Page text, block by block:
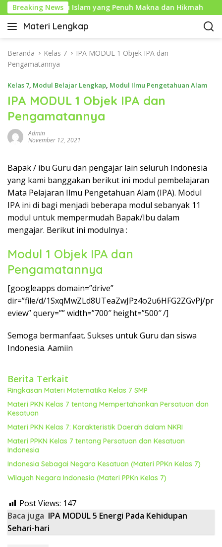
a
Breaking News
Tahun Baru Islam yang Penuh Makna dan Hikmah
Materi Lengkap
I
f
o
e
n
d
i
i
n
L
e
n
g
k
Beranda Kelas 7
IPA MODUL 1 Objek IPA dan
Pengamatannya
Kelas 7, Modul Belajar Lengkap, Modul Ilmu Pengetahuan Alam
IPA MODUL 1 Objek IPA dan
Pengamatannya
Admin
November 12, 2021
Bapak / ibu Guru dan pengajar lain seluruh Indonesia
yang kami banggakan berikut ini modul pembelajaran
Mata Pelajaran Ilmu Pengetahuan Alam (IPA). Modul
IPA ini di bagi menjadi beberapa modul sebanyak 11
modul untuk mempermudah Bapak/Ibu dalam
mengajar. Berikut ini modulnya :
Modul 1 Objek IPA dan
Pengamatannya
[googleapps domain=”drive”
dir=”file/d/1SxqMwZLd8UTeaZwJPz4o2u6HFG2ZGvPj/pr
eview” query=”” width=”700″ height=”500″ /]
Semoga bermanfaat. Sukses untuk Guru dan siswa
Indonesia. Aamiin
Berita Terkait
Ringkasan Materi Matematika Kelas 7 SMP
Materi PKN Kelas 7 tentang Mempertahankan Persatuan dan
Kesatuan
Materi PKN Kelas 7: Karakteristik Daerah dalam NKRI
Materi PPKN Kelas 7 tentang Persatuan dan Kesatuan
Indonesia
Indonesia Sebagai Negara Kesatuan (Materi PPKn Kelas 7)
Wilayah Negara Indonesia (Materi PPKn Kelas 7)
Post Views: 147
Baca juga IPA MODUL 5 Energi Pada Kehidupan
Sehari-hari